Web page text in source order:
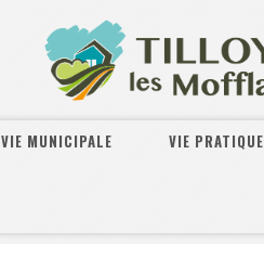
VIE MUNICIPALE VIE PRATIQUE